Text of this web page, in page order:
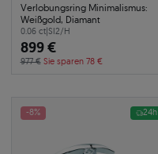
Verlobungsring Minimalismus:
Weißgold, Diamant
0.06 ct|SI2/H
899 €
977 € Sie sparen 78 €
-8% 24h